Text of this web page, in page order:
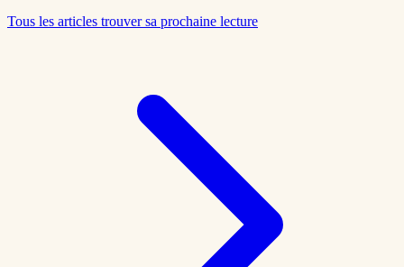
Tous les articles trouver sa prochaine lecture